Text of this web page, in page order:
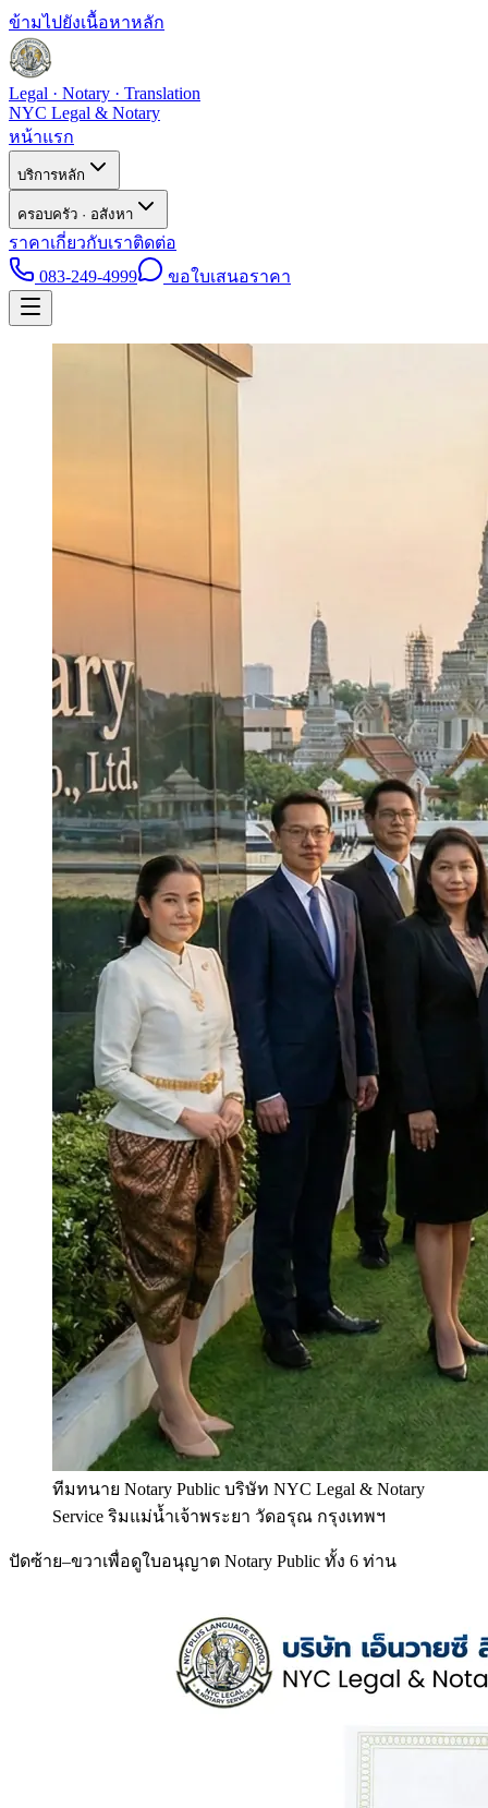
ข้ามไปยังเนื้อหาหลัก
Legal · Notary · Translation
NYC Legal & Notary
หน้าแรก
บริการหลัก
ครอบครัว · อสังหา
ราคาเกี่ยวกับเราติดต่อ
083-249-4999
ขอใบเสนอราคา
ทีมทนาย Notary Public บริษัท NYC Legal & Notary
Service ริมแม่น้ำเจ้าพระยา วัดอรุณ กรุงเทพฯ
ปัดซ้าย–ขวาเพื่อดูใบอนุญาต Notary Public ทั้ง 6 ท่าน